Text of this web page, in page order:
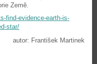
Země.
find-evidence-earth-is-
star/
autor: František Martinek